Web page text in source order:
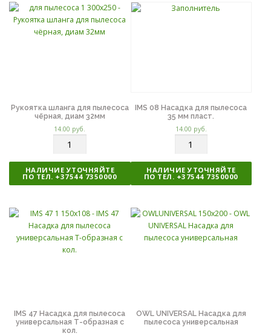
с
т
в
с
Рукоятка шланга для пылесоса
чёрная, диам 32мм
14.00 руб.
л
и
ч
с
т
в
НАЛИЧИЕ УТОЧНЯЙТЕ
ПО ТЕЛ. +37544 7350000
IMS 08 Насадка для пылесоса
35 мм пласт.
14.00 руб.
л
и
ч
с
т
в
НАЛИЧИЕ УТОЧНЯЙТЕ
ПО ТЕЛ. +37544 7350000
IMS 47 Насадка для пылесоса
универсальная Т-образная с
кол.
OWL UNIVERSAL Насадка для
пылесоса универсальная